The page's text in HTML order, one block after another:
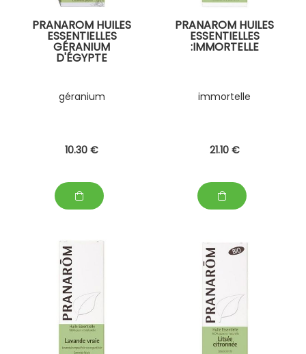
PRANAROM HUILES
ESSENTIELLES
GÉRANIUM
D'ÉGYPTE
géranium
10.30 €
PRANAROM HUILES
ESSENTIELLES
:IMMORTELLE
immortelle
21.10 €